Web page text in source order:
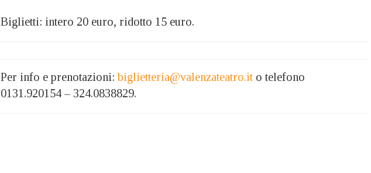
Biglietti: intero 20 euro, ridotto 15 euro.
Per info e prenotazioni:biglietteria@valenzateatro.it o telefono
0131.920154 – 324.0838829.